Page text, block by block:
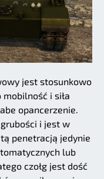
jest stosunkowo
i siła
opancerzenie.
i jest w
penetracją jedynie
lub
czołg jest dość